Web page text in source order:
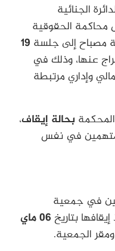
الجنائية
محاكمة الحقوقية
مصباح إلى جلسة 19
عنها، وذلك في
وإداري مرتبطة
بحالة إيقاف،
في نفس
في جمعية
بتاريخ
06 ماي
الجمعية.